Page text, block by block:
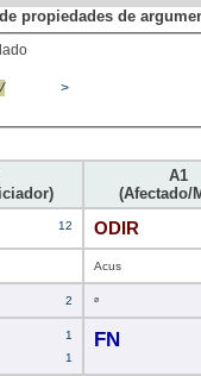
propiedades de
>
A1
(Afectado/
12 ODIR
Acus
2 ø
1
1
FN